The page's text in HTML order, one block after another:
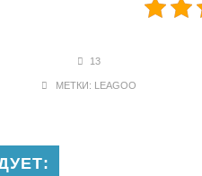
13
МЕТКИ: LEAGOO